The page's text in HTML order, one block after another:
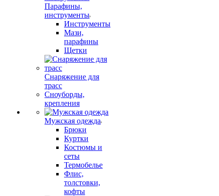
Парафины,
инструменты
Инструменты
Мази,
парафины
Щетки
Снаряжение для
трасс
Сноуборды,
крепления
Мужская одежда
Брюки
Куртки
Костюмы и
сеты
Термобелье
Флис,
толстовки,
кофты